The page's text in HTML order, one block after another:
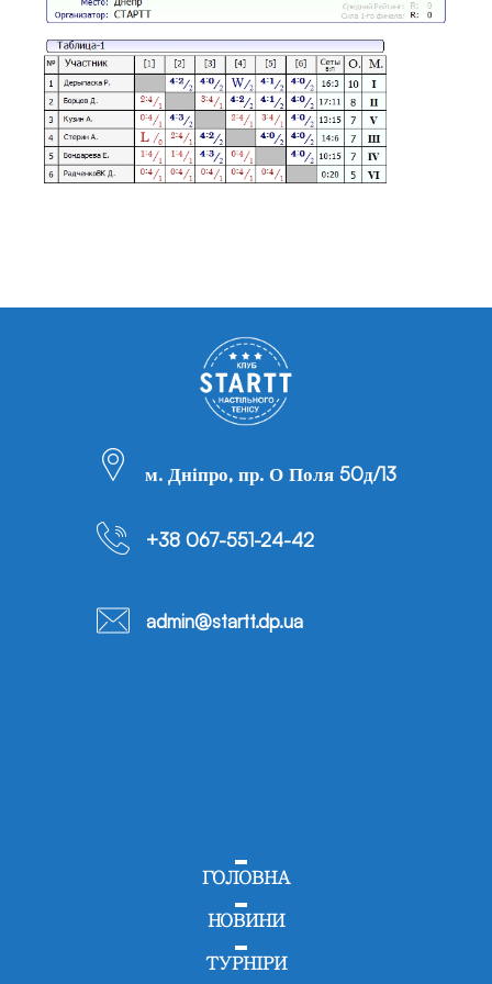
м. Дніпро, пр. О Поля 50д/13
+38 067-551-24-42
admin@startt.dp.ua
ГОЛОВНА
НОВИНИ
ТУРНІРИ